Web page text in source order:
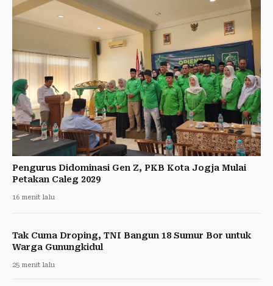
Pengurus Didominasi Gen Z, PKB Kota Jogja Mulai
Petakan Caleg 2029
16 menit lalu
Tak Cuma Droping, TNI Bangun 18 Sumur Bor untuk
Warga Gunungkidul
25 menit lalu